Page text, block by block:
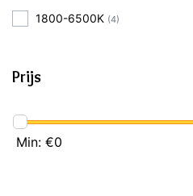
1800-6500K (4)
Prijs
Min: €0